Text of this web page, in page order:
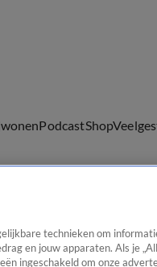
PodcastShop
technieken om
en jouw apparaten. Als je
ingeschakeld om onze